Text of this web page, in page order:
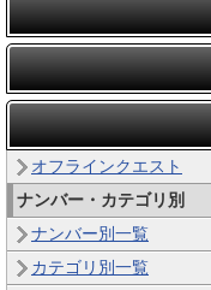
オフラインクエスト
ナンバー・カテゴリ別
ナンバー別一覧
カテゴリ別一覧